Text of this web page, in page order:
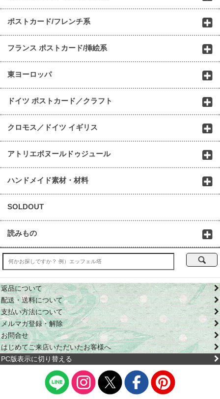
ポストカード/フレンチ系
フランス ポストカード/挿絵系
東ヨーロッパ
ドイツ ポストカード／クラフト
クロモス／ドイツ イギリス
アトリエボヌールドゥジュール
ハンドメイド素材・材料
SOLDOUT
読みもの
返品について
配送・送料について
支払い方法について
メルマガ登録・解除
お問合せ
はじめてご来店いただいたお客様へ
PC版表示に切り替える